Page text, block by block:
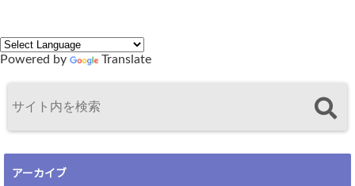
Powered by Translate
アーカイブ